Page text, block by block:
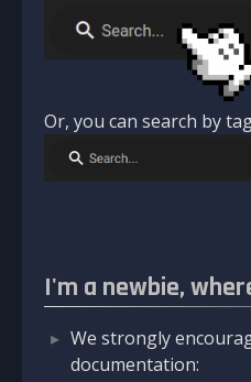
Or, you can search by
I'm a newbie,
We strongly
documentation: